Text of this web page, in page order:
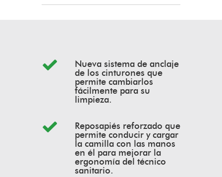
Nueva sistema de anclaje
de los cinturones que
permite cambiarlos
fácilmente para su
limpieza.
Reposapiés reforzado que
permite conducir y cargar
la camilla con las manos
en él para mejorar la
ergonomía del técnico
sanitario.